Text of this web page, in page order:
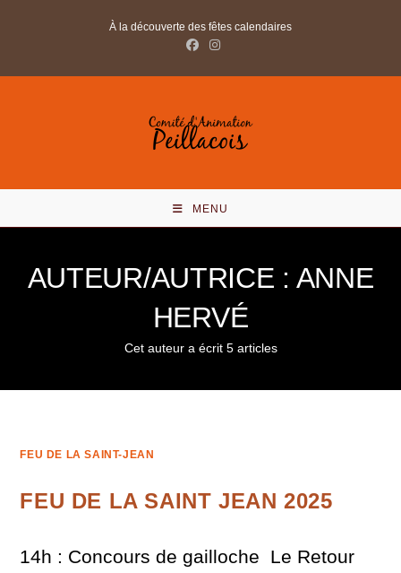
À la découverte des fêtes calendaires
MENU
AUTEUR/AUTRICE : ANNE
HERVÉ
Cet auteur a écrit 5 articles
FEU DE LA SAINT-JEAN
FEU DE LA SAINT JEAN 2025
14h : Concours de gailloche Le Retour